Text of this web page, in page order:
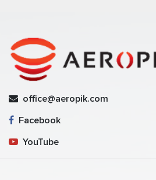
office@aeropik.com
Facebook
YouTube